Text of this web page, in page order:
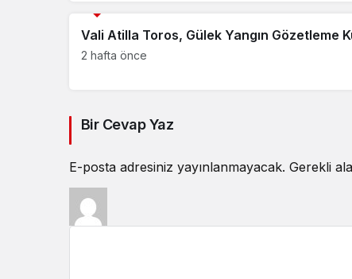
Vali Atilla Toros, Gülek Yangın Gözetleme
2 hafta önce
Bir Cevap Yaz
E-posta adresiniz yayınlanmayacak. Gerekli